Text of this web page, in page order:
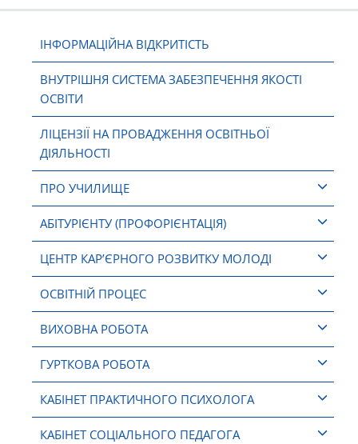
ІНФОРМАЦІЙНА ВІДКРИТІСТЬ
ВНУТРІШНЯ СИСТЕМА ЗАБЕЗПЕЧЕННЯ ЯКОСТІ
ОСВІТИ
ЛІЦЕНЗІЇ НА ПРОВАДЖЕННЯ ОСВІТНЬОЇ
ДІЯЛЬНОСТІ
ПРО УЧИЛИЩЕ
АБІТУРІЄНТУ (ПРОФОРІЄНТАЦІЯ)
ЦЕНТР КАР’ЄРНОГО РОЗВИТКУ МОЛОДІ
ОСВІТНІЙ ПРОЦЕС
ВИХОВНА РОБОТА
ГУРТКОВА РОБОТА
КАБІНЕТ ПРАКТИЧНОГО ПСИХОЛОГА
КАБІНЕТ СОЦІАЛЬНОГО ПЕДАГОГА